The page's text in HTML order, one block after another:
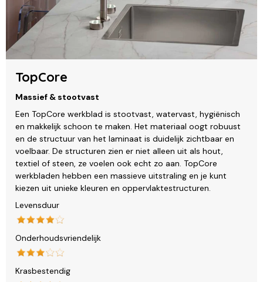
TopCore
Massief & stootvast
Een TopCore werkblad is stootvast, watervast, hygiënisch
en makkelijk schoon te maken. Het materiaal oogt robuust
en de structuur van het laminaat is duidelijk zichtbaar en
voelbaar. De structuren zien er niet alleen uit als hout,
textiel of steen, ze voelen ook echt zo aan. TopCore
werkbladen hebben een massieve uitstraling en je kunt
kiezen uit unieke kleuren en oppervlaktestructuren.
Levensduur
Onderhoudsvriendelijk
Krasbestendig